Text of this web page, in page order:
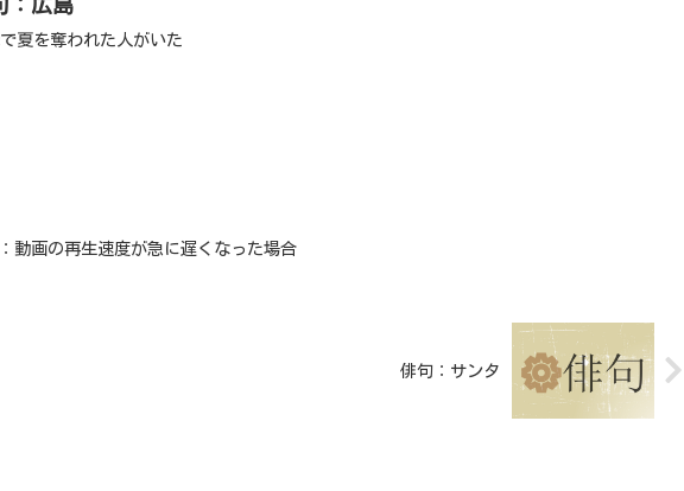
：広島
夏を奪われた人がいた
動画の再生速度が急に遅くなった場合
俳句：サンタ